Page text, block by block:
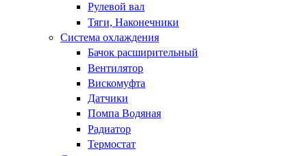
Рулевой вал
Тяги, Наконечники
Система охлаждения
Бачок расширительный
Вентилятор
Вискомуфта
Датчики
Помпа Водяная
Радиатор
Термостат